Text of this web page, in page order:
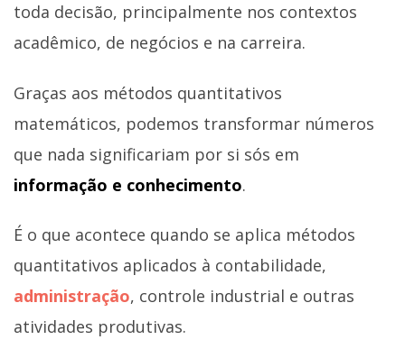
toda decisão, principalmente nos contextos
acadêmico, de negócios e na carreira.
Graças aos métodos quantitativos
matemáticos, podemos transformar números
que nada significariam por si sós em
informação e conhecimento.
É o que acontece quando se aplica métodos
quantitativos aplicados à contabilidade,
administração, controle industrial e outras
atividades produtivas.